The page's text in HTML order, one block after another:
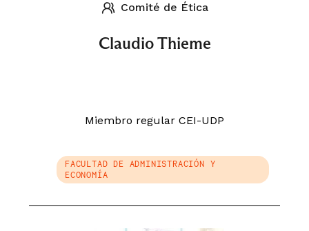
Comité de Ética
Claudio Thieme
Miembro regular CEI-UDP
FACULTAD DE ADMINISTRACIÓN Y
ECONOMÍA